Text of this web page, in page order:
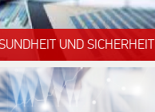
UND SICHERHEIT